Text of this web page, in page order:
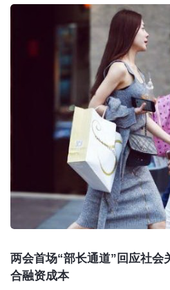
两会首场“部长通道”回应社会
合融资成本